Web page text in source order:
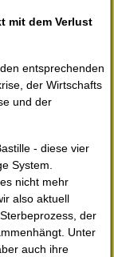
mit dem Verlust
entsprechenden
der Wirtschafts
und der
- diese vier
System.
nicht mehr
also aktuell
der
Unter
auch ihre